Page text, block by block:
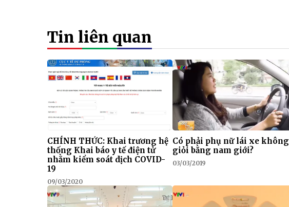
Tin liên quan
CHÍNH THỨC: Khai trương hệ
thống Khai báo y tế điện tử
nhằm kiểm soát dịch COVID-
19
09/03/2020
Có phải phụ nữ lái xe không
giỏi bằng nam giới?
03/03/2019